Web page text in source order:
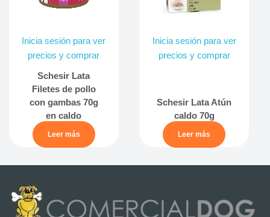
Inicia sesión para ver
precios y comprar
Schesir Lata
Filetes de pollo
con gambas 70g
en caldo
Leer más
Inicia sesión para ver
precios y comprar
Schesir Lata Atún
caldo 70g
Leer más